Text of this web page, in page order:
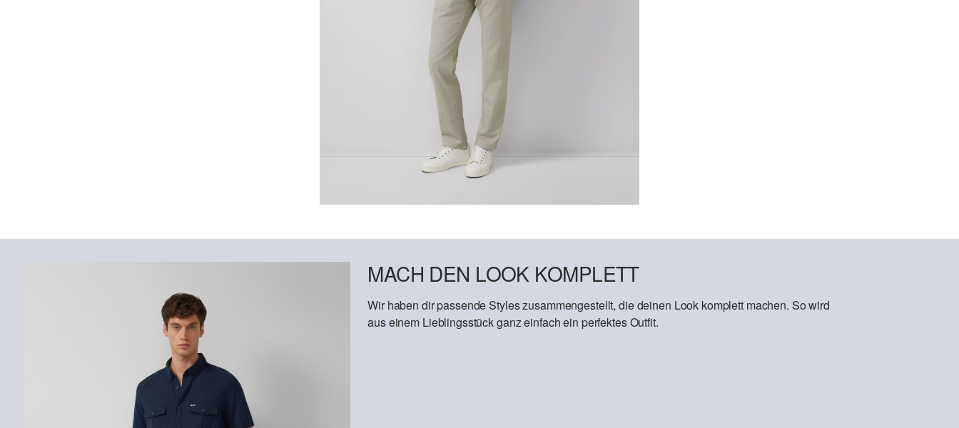
MACH DEN LOOK KOMPLETT
Wir haben dir passende Styles zusammengestellt, die deinen Look komplett machen. So wird
aus einem Lieblingsstück ganz einfach ein perfektes Outfit.